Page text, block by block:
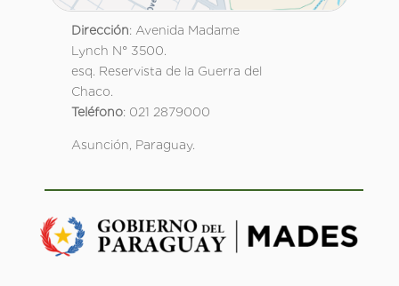
Dirección: Avenida Madame
Lynch N° 3500.
esq. Reservista de la Guerra del
Chaco.
Teléfono: 021 2879000
Asunción, Paraguay.